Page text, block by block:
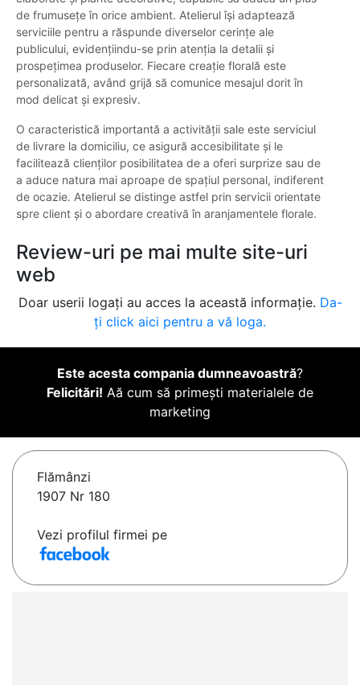
de frumusețe în orice ambient. Atelierul își adaptează
serviciile pentru a răspunde diverselor cerințe ale
publicului, evidențiindu-se prin atenția la detalii și
prospețimea produselor. Fiecare creație florală este
personalizată, având grijă să comunice mesajul dorit în
mod delicat și expresiv.
O caracteristică importantă a activității sale este serviciul
de livrare la domiciliu, ce asigură accesibilitate și le
facilitează clienților posibilitatea de a oferi surprize sau de
a aduce natura mai aproape de spațiul personal, indiferent
de ocazie. Atelierul se distinge astfel prin servicii orientate
spre client și o abordare creativă în aranjamentele florale.
Review-uri pe mai multe site-uri
web
Doar userii logați au acces la această informație. Da-
ți click aici pentru a vă loga.
Este acesta compania dumneavoastră?
Felicitări! Aă cum să primești materialele de
marketing
Flămânzi
1907 Nr 180
Vezi profilul firmei pe